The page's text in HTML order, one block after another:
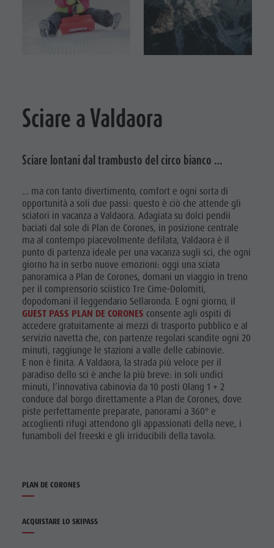
Sciare a Valdaora
Sciare lontani dal trambusto del circo bianco …
… ma con tanto divertimento, comfort e ogni sorta di
opportunità a soli due passi: questo è ciò che attende gli
sciatori in vacanza a Valdaora. Adagiata su dolci pendii
baciati dal sole di Plan de Corones, in posizione centrale
ma al contempo piacevolmente defilata, Valdaora è il
punto di partenza ideale per una vacanza sugli sci, che ogni
giorno ha in serbo nuove emozioni: oggi una sciata
panoramica a Plan de Corones, domani un viaggio in treno
per il comprensorio sciistico Tre Cime-Dolomiti,
dopodomani il leggendario Sellaronda. E ogni giorno, il
GUEST PASS PLAN DE CORONES consente agli ospiti di
accedere gratuitamente ai mezzi di trasporto pubblico e al
servizio navetta che, con partenze regolari scandite ogni 20
minuti, raggiunge le stazioni a valle delle cabinovie.
E non è finita. A Valdaora, la strada più veloce per il
paradiso dello sci è anche la più breve: in soli undici
minuti, l’innovativa cabinovia da 10 posti Olang 1 + 2
conduce dal borgo direttamente a Plan de Corones, dove
piste perfettamente preparate, panorami a 360° e
accoglienti rifugi attendono gli appassionati della neve, i
funamboli del freeski e gli irriducibili della tavola.
PLAN DE CORONES
ACQUISTARE LO SKIPASS